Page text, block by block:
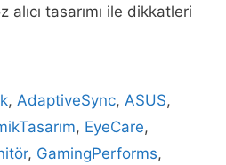
tasarımı ile dikkatleri
,AdaptiveSync,ASUS,
, EyeCare,
, GamingPerforms,